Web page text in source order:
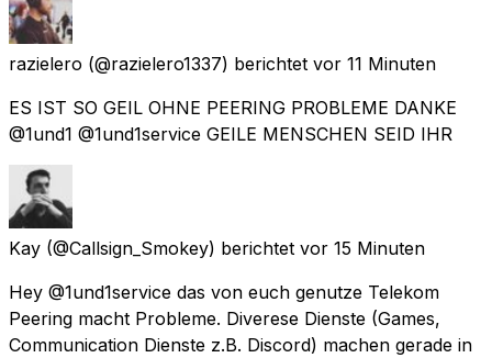
razielero (@razielero1337) berichtet vor 11 Minuten
ES IST SO GEIL OHNE PEERING PROBLEME DANKE
@1und1 @1und1service GEILE MENSCHEN SEID IHR
Kay (@Callsign_Smokey) berichtet vor 15 Minuten
Hey @1und1service das von euch genutze Telekom
Peering macht Probleme. Diverese Dienste (Games,
Communication Dienste z.B. Discord) machen gerade in